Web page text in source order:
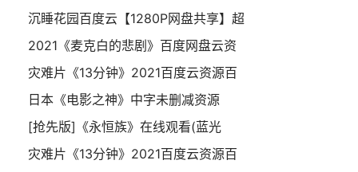
沉睡花园百度云【1280P网盘共享】超
2021《麦克白的悲剧》百度网盘云资
灾难片《13分钟》2021百度云资源百
日本《电影之神》中字未删减资源
[抢先版]《永恒族》在线观看(蓝光
灾难片《13分钟》2021百度云资源百